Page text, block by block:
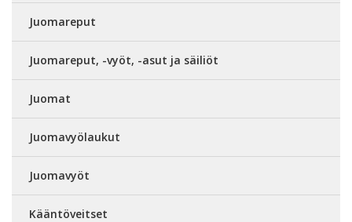
Juomareput
Juomareput, -vyöt, -asut ja säiliöt
Juomat
Juomavyölaukut
Juomavyöt
Kääntöveitset